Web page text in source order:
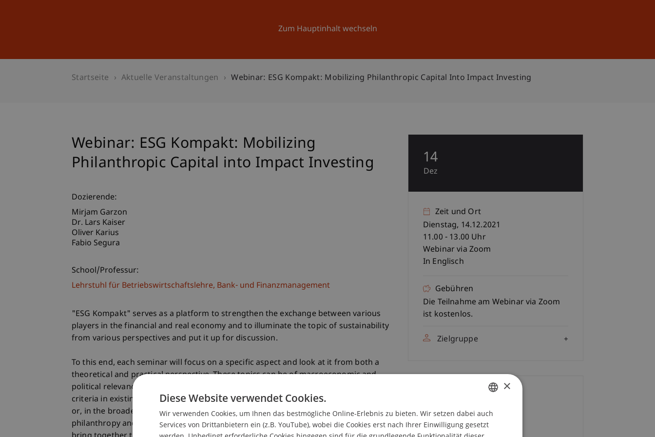
Zum Hauptinhalt wechseln
Universität Aktuelles
Startseite Aktuelle Veranstaltungen Webinar: ESG Kompakt: Mobilizing Philanthropic Capital Into Impact Investing
Webinar: ESG Kompakt: Mobilizing
Philanthropic Capital into Impact Investing
Dozierende:
Mirjam Garzon
Dr. Lars Kaiser
Oliver Karius
Fabio Segura
School/Professur:
Lehrstuhl für Betriebswirtschaftslehre, Bank- und Finanzmanagement
"ESG Kompakt" serves as a platform to strengthen the exchange between various
players in the financial and real economy and to illuminate the topic of sustainability
from various perspectives and put it up for discussion.
To this end, each seminar will focus on a specific aspect and look at it from both a
theoretical and practical perspective. These topics can be of macroeconomic and
political relevance, include regulatory aspects, shed light on the integrability of ESG
criteria in existing investment approaches, discuss the data basis of existing ESG ratings
or, in the broader context, examine the interfaces of ESG and impact investing,
philanthropy and the UN Sustainable Development Goals (SDGs). The overall aim is to
14
Dez
Zeit und Ort
Dienstag, 14.12.2021
11.00 - 13.00 Uhr
Webinar via Zoom
In Englisch
Gebühren
Die Teilnahme am Webinar via Zoom
ist kostenlos.
Zielgruppe
Dr. Lars Kaiser
GERMAN
ENGLISH
×
Diese Website verwendet Cookies.
Wir verwenden Cookies, um Ihnen das bestmögliche Online-Erlebnis zu bieten. Wir setzen dabei auch
Services von Drittanbietern ein (z.B. YouTube), wobei die Cookies erst nach Ihrer Einwilligung gesetzt